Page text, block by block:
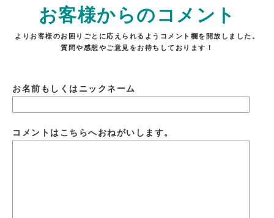
お客様からのコメント
よりお客様のお困りごとに応えられるようコメント欄を開放しました。
質問や感想やご意見をお待ちしております！
お名前もしくはニックネーム
コメントはこちらへおねがいします。